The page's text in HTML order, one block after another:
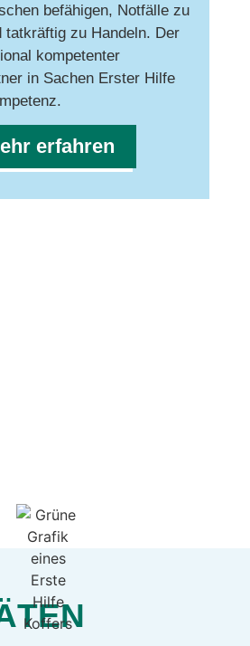
befähigen, Notfälle zu
tatkräftig zu Handeln. Der
kompetenter
in Sachen Erster Hilfe
erfahren